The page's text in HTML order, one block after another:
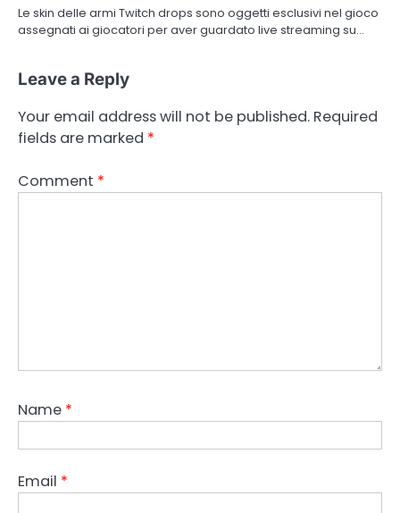
Le skin delle armi Twitch drops sono oggetti esclusivi nel gioco
assegnati ai giocatori per aver guardato live streaming su…
Leave a Reply
Your email address will not be published. Required
fields are marked *
Comment *
Name *
Email *